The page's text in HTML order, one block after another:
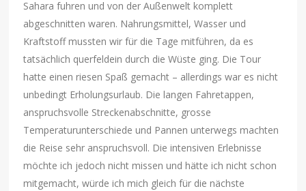
Sahara fuhren und von der Außenwelt komplett
abgeschnitten waren. Nahrungsmittel, Wasser und
Kraftstoff mussten wir für die Tage mitführen, da es
tatsächlich querfeldein durch die Wüste ging. Die Tour
hatte einen riesen Spaß gemacht – allerdings war es nicht
unbedingt Erholungsurlaub. Die langen Fahretappen,
anspruchsvolle Streckenabschnitte, grosse
Temperaturunterschiede und Pannen unterwegs machten
die Reise sehr anspruchsvoll. Die intensiven Erlebnisse
möchte ich jedoch nicht missen und hätte ich nicht schon
mitgemacht, würde ich mich gleich für die nächste